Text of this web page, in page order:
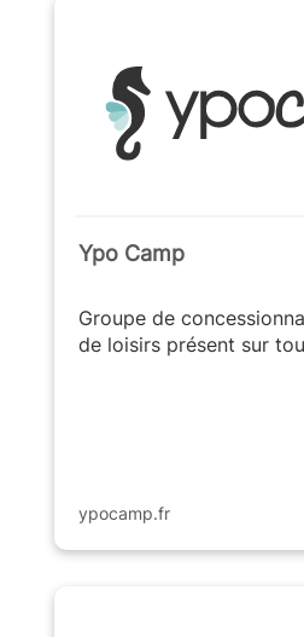
ypocamp.fr
Ypo Camp
Groupe de
de loisirs présent sur